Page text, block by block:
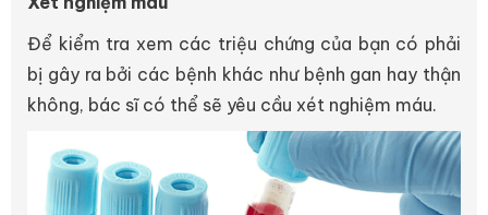
Để kiểm tra xem các triệu chứng của bạn có phải
bị gây ra bởi các bệnh khác như bệnh gan hay thận
không, bác sĩ có thể sẽ yêu cầu xét nghiệm máu.